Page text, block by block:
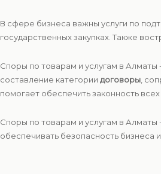
В сфере бизнеса важны услуги по
государственных закупках. Также
Споры по товарам и услугам в Алматы
составление категории договоры ,
помогает обеспечить законность
Споры по товарам и услугам в
обеспечивать безопасность бизнеса